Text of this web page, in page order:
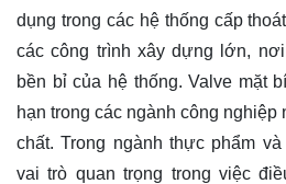
dụng trong các hệ thống cấp
các công trình xây dựng lớn,
bền bỉ của hệ thống. Valve mặt
hạn trong các ngành công
chất. Trong ngành thực phẩm
vai trò quan trọng trong việc